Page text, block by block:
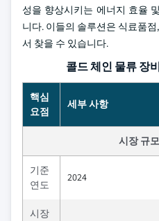
성을 향상시키는 에너지 효율
니다. 이들의 솔루션은 식료품
서 찾을 수 있습니다.
콜드 체인 물류 장
핵심
요점
세부 사항
시장 규
기준
연도
2024
시장